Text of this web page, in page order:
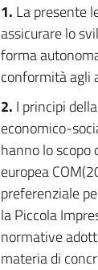
1. La presente
assicurare lo
forma
conformità agli
2. I principi
economico-
hanno lo scopo
europea
preferenziale
la Piccola
normative
materia di